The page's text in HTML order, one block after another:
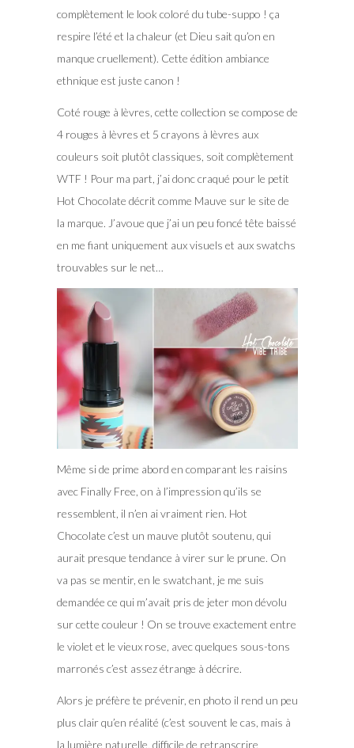
complètement le look coloré du tube-suppo ! ça
respire l’été et la chaleur (et Dieu sait qu’on en
manque cruellement). Cette édition ambiance
ethnique est juste canon !
Coté rouge à lèvres, cette collection se compose de
4 rouges à lèvres et 5 crayons à lèvres aux
couleurs soit plutôt classiques, soit complètement
WTF ! Pour ma part, j’ai donc craqué pour le petit
Hot Chocolate décrit comme Mauve sur le site de
la marque. J’avoue que j’ai un peu foncé tête baissé
en me fiant uniquement aux visuels et aux swatchs
trouvables sur le net…
Même si de prime abord en comparant les raisins
avec Finally Free, on à l’impression qu’ils se
ressemblent, il n’en ai vraiment rien. Hot
Chocolate c’est un mauve plutôt soutenu, qui
aurait presque tendance à virer sur le prune. On
va pas se mentir, en le swatchant, je me suis
demandée ce qui m’avait pris de jeter mon dévolu
sur cette couleur ! On se trouve exactement entre
le violet et le vieux rose, avec quelques sous-tons
marronés c’est assez étrange à décrire.
Alors je préfère te prévenir, en photo il rend un peu
plus clair qu’en réalité (c’est souvent le cas, mais à
la lumière naturelle, difficile de retranscrire